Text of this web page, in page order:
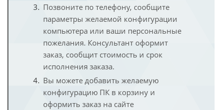
Позвоните по телефону, сообщите
параметры желаемой конфигурации
компьютера или ваши персональные
пожелания. Консультант оформит
заказ, сообщит стоимость и срок
исполнения заказа.
Вы можете добавить желаемую
конфигурацию ПК в корзину и
оформить заказ на сайте